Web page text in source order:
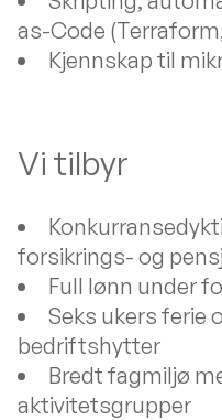
as-Code
Kjennskap til
Vi tilbyr
forsikrings- og
Full lønn under
Seks ukers ferie
bedriftshytter
Bredt fagmiljø
aktivitetsgrupper